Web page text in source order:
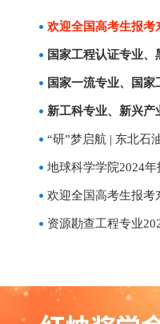
资源勘查工程专业